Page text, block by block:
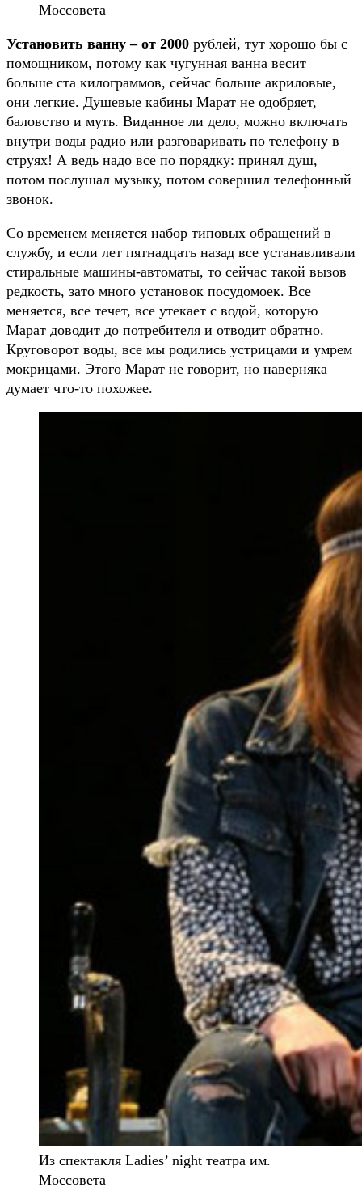
Моссовета
Установить ванну – от 2000 рублей, тут хорошо бы с
помощником, потому как чугунная ванна весит
больше ста килограммов, сейчас больше акриловые,
они легкие. Душевые кабины Марат не одобряет,
баловство и муть. Виданное ли дело, можно включать
внутри воды радио или разговаривать по телефону в
струях! А ведь надо все по порядку: принял душ,
потом послушал музыку, потом совершил телефонный
звонок.
Со временем меняется набор типовых обращений в
службу, и если лет пятнадцать назад все устанавливали
стиральные машины-автоматы, то сейчас такой вызов
редкость, зато много установок посудомоек. Все
меняется, все течет, все утекает с водой, которую
Марат доводит до потребителя и отводит обратно.
Круговорот воды, все мы родились устрицами и умрем
мокрицами. Этого Марат не говорит, но наверняка
думает что-то похожее.
Из спектакля Ladies’ night театра им.
Моссовета